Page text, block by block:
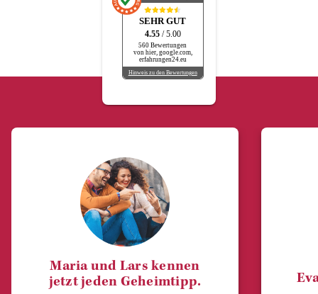
SEHR GUT
4.55 / 5.00
560 Bewertungen
von hier, google.com,
erfahrungen24.eu
Hinweis zu den Bewertungen
Maria und Lars kennen
jetzt jeden Geheimtipp.